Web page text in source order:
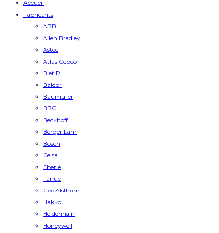
Accueil
Fabricants
ABB
Allen Bradley
Astec
Atlas Copco
B et R
Baldor
Baumuller
BBC
Beckhoff
Berger Lahr
Bosch
Celsa
Eberle
Fanuc
Gec Alsthom
Hakko
Heidenhain
Honeywell